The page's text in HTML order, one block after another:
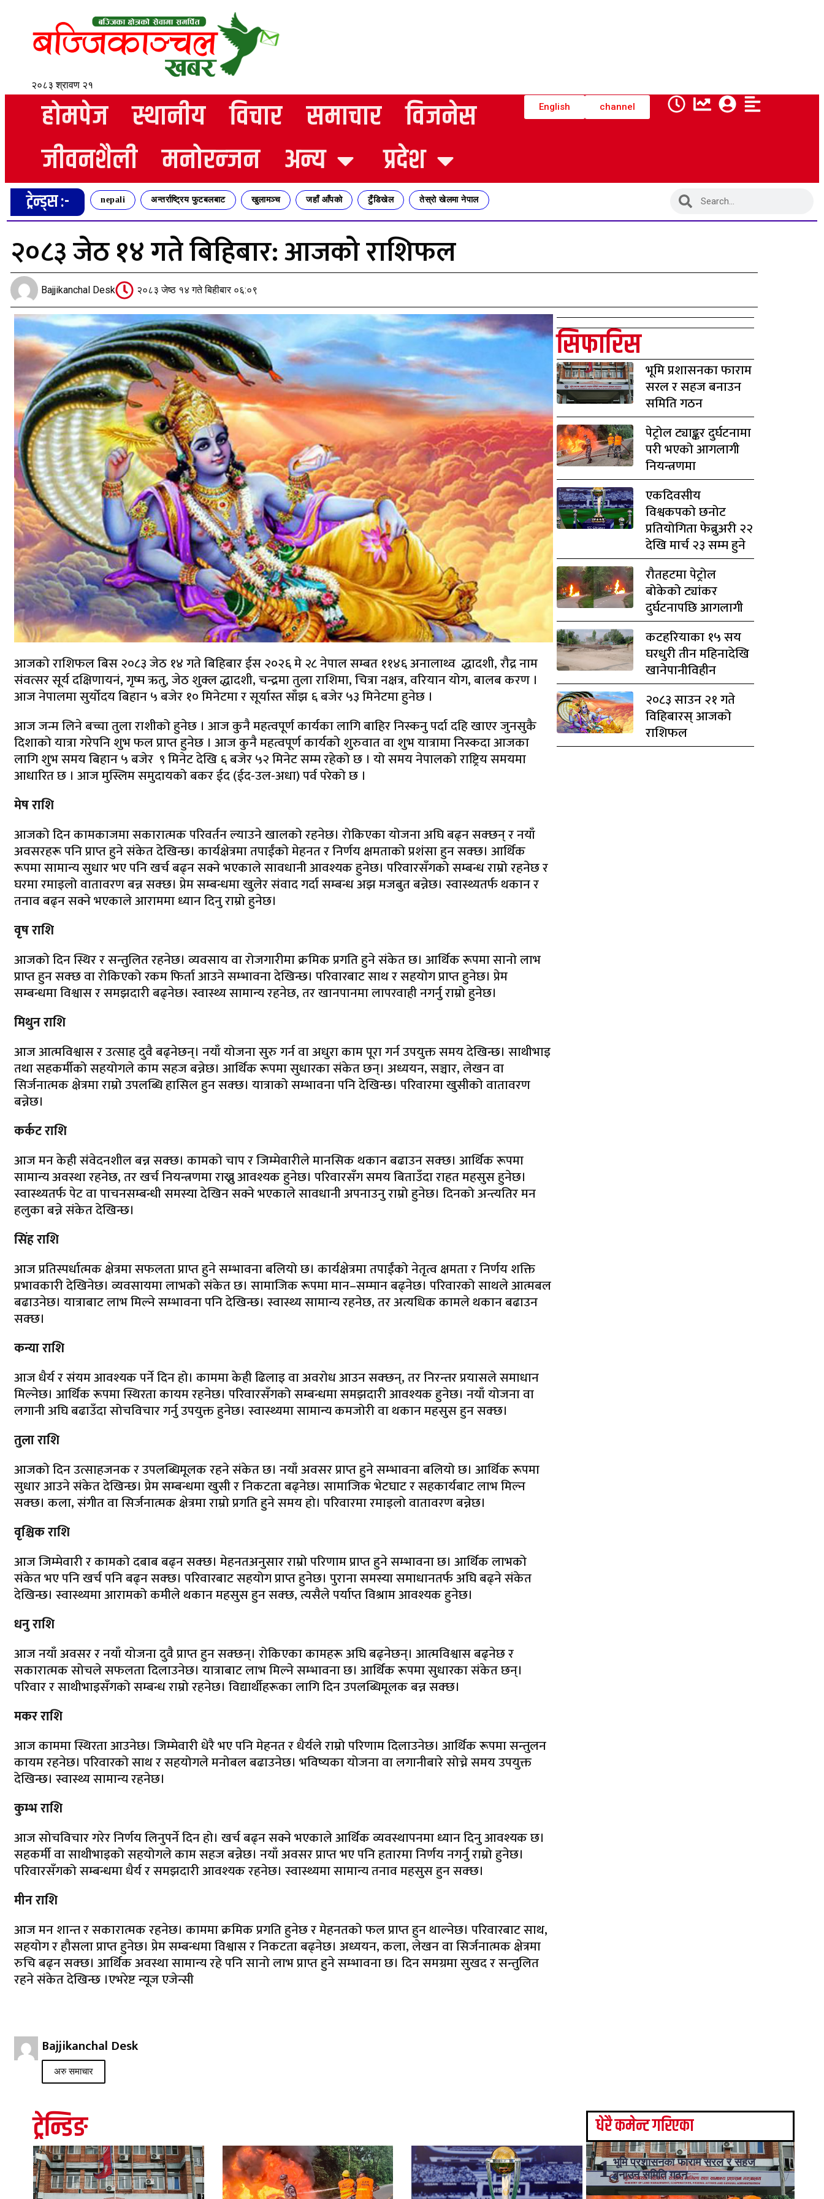
२०८३ श्रावण २१
होमपेज स्थानीय विचार समाचार विजनेस
जीवनशैली मनोरन्जन अन्य प्रदेश
English channel
ट्रेन्ड्स :- nepali अन्तर्राष्ट्रिय फुटबलबाट खुलामञ्च जहाँ आँपको टुँडिखेल तेस्रो खेलमा नेपाल
२०८३ जेठ १४ गते बिहिबार: आजको राशिफल
Bajjikanchal Desk २०८३ जेष्ठ १४ गते बिहीबार ०६:०९
आजको राशिफल बिस २०८३ जेठ १४ गते बिहिबार ईस २०२६ मे २८ नेपाल सम्बत ११४६ अनालाथ्व द्धादशी, रौद्र नाम
संवत्सर सूर्य दक्षिणायनं, गृष्म ऋतु, जेठ शुक्ल द्धादशी, चन्द्रमा तुला राशिमा, चित्रा नक्षत्र, वरियान योग, बालब करण ।
आज नेपालमा सुर्योदय बिहान ५ बजेर १० मिनेटमा र सूर्यास्त साँझ ६ बजेर ५३ मिनेटमा हुनेछ ।
आज जन्म लिने बच्चा तुला राशीको हुनेछ । आज कुनै महत्वपूर्ण कार्यका लागि बाहिर निस्कनु पर्दा दहि खाएर जुनसुकै
दिशाको यात्रा गरेपनि शुभ फल प्राप्त हुनेछ । आज कुनै महत्वपूर्ण कार्यको शुरुवात वा शुभ यात्रामा निस्कदा आजका
लागि शुभ समय बिहान ५ बजेर ९ मिनेट देखि ६ बजेर ५२ मिनेट सम्म रहेको छ । यो समय नेपालको राष्ट्रिय समयमा
आधारित छ । आज मुस्लिम समुदायको बकर ईद (ईद-उल-अधा) पर्व परेको छ ।
मेष राशि
आजको दिन कामकाजमा सकारात्मक परिवर्तन ल्याउने खालको रहनेछ। रोकिएका योजना अघि बढ्न सक्छन् र नयाँ
अवसरहरू पनि प्राप्त हुने संकेत देखिन्छ। कार्यक्षेत्रमा तपाईंको मेहनत र निर्णय क्षमताको प्रशंसा हुन सक्छ। आर्थिक
रूपमा सामान्य सुधार भए पनि खर्च बढ्न सक्ने भएकाले सावधानी आवश्यक हुनेछ। परिवारसँगको सम्बन्ध राम्रो रहनेछ र
घरमा रमाइलो वातावरण बन्न सक्छ। प्रेम सम्बन्धमा खुलेर संवाद गर्दा सम्बन्ध अझ मजबुत बन्नेछ। स्वास्थ्यतर्फ थकान र
तनाव बढ्न सक्ने भएकाले आराममा ध्यान दिनु राम्रो हुनेछ।
वृष राशि
आजको दिन स्थिर र सन्तुलित रहनेछ। व्यवसाय वा रोजगारीमा क्रमिक प्रगति हुने संकेत छ। आर्थिक रूपमा सानो लाभ
प्राप्त हुन सक्छ वा रोकिएको रकम फिर्ता आउने सम्भावना देखिन्छ। परिवारबाट साथ र सहयोग प्राप्त हुनेछ। प्रेम
सम्बन्धमा विश्वास र समझदारी बढ्नेछ। स्वास्थ्य सामान्य रहनेछ, तर खानपानमा लापरवाही नगर्नु राम्रो हुनेछ।
मिथुन राशि
आज आत्मविश्वास र उत्साह दुवै बढ्नेछन्। नयाँ योजना सुरु गर्न वा अधुरा काम पूरा गर्न उपयुक्त समय देखिन्छ। साथीभाइ
तथा सहकर्मीको सहयोगले काम सहज बन्नेछ। आर्थिक रूपमा सुधारका संकेत छन्। अध्ययन, सञ्चार, लेखन वा
सिर्जनात्मक क्षेत्रमा राम्रो उपलब्धि हासिल हुन सक्छ। यात्राको सम्भावना पनि देखिन्छ। परिवारमा खुसीको वातावरण
बन्नेछ।
कर्कट राशि
आज मन केही संवेदनशील बन्न सक्छ। कामको चाप र जिम्मेवारीले मानसिक थकान बढाउन सक्छ। आर्थिक रूपमा
सामान्य अवस्था रहनेछ, तर खर्च नियन्त्रणमा राख्नु आवश्यक हुनेछ। परिवारसँग समय बिताउँदा राहत महसुस हुनेछ।
स्वास्थ्यतर्फ पेट वा पाचनसम्बन्धी समस्या देखिन सक्ने भएकाले सावधानी अपनाउनु राम्रो हुनेछ। दिनको अन्त्यतिर मन
हलुका बन्ने संकेत देखिन्छ।
सिंह राशि
आज प्रतिस्पर्धात्मक क्षेत्रमा सफलता प्राप्त हुने सम्भावना बलियो छ। कार्यक्षेत्रमा तपाईंको नेतृत्व क्षमता र निर्णय शक्ति
प्रभावकारी देखिनेछ। व्यवसायमा लाभको संकेत छ। सामाजिक रूपमा मान–सम्मान बढ्नेछ। परिवारको साथले आत्मबल
बढाउनेछ। यात्राबाट लाभ मिल्ने सम्भावना पनि देखिन्छ। स्वास्थ्य सामान्य रहनेछ, तर अत्यधिक कामले थकान बढाउन
सक्छ।
कन्या राशि
आज धैर्य र संयम आवश्यक पर्ने दिन हो। काममा केही ढिलाइ वा अवरोध आउन सक्छन्, तर निरन्तर प्रयासले समाधान
मिल्नेछ। आर्थिक रूपमा स्थिरता कायम रहनेछ। परिवारसँगको सम्बन्धमा समझदारी आवश्यक हुनेछ। नयाँ योजना वा
लगानी अघि बढाउँदा सोचविचार गर्नु उपयुक्त हुनेछ। स्वास्थ्यमा सामान्य कमजोरी वा थकान महसुस हुन सक्छ।
तुला राशि
आजको दिन उत्साहजनक र उपलब्धिमूलक रहने संकेत छ। नयाँ अवसर प्राप्त हुने सम्भावना बलियो छ। आर्थिक रूपमा
सुधार आउने संकेत देखिन्छ। प्रेम सम्बन्धमा खुसी र निकटता बढ्नेछ। सामाजिक भेटघाट र सहकार्यबाट लाभ मिल्न
सक्छ। कला, संगीत वा सिर्जनात्मक क्षेत्रमा राम्रो प्रगति हुने समय हो। परिवारमा रमाइलो वातावरण बन्नेछ।
वृश्चिक राशि
आज जिम्मेवारी र कामको दबाब बढ्न सक्छ। मेहनतअनुसार राम्रो परिणाम प्राप्त हुने सम्भावना छ। आर्थिक लाभको
संकेत भए पनि खर्च पनि बढ्न सक्छ। परिवारबाट सहयोग प्राप्त हुनेछ। पुराना समस्या समाधानतर्फ अघि बढ्ने संकेत
देखिन्छ। स्वास्थ्यमा आरामको कमीले थकान महसुस हुन सक्छ, त्यसैले पर्याप्त विश्राम आवश्यक हुनेछ।
धनु राशि
आज नयाँ अवसर र नयाँ योजना दुवै प्राप्त हुन सक्छन्। रोकिएका कामहरू अघि बढ्नेछन्। आत्मविश्वास बढ्नेछ र
सकारात्मक सोचले सफलता दिलाउनेछ। यात्राबाट लाभ मिल्ने सम्भावना छ। आर्थिक रूपमा सुधारका संकेत छन्।
परिवार र साथीभाइसँगको सम्बन्ध राम्रो रहनेछ। विद्यार्थीहरूका लागि दिन उपलब्धिमूलक बन्न सक्छ।
मकर राशि
आज काममा स्थिरता आउनेछ। जिम्मेवारी धेरै भए पनि मेहनत र धैर्यले राम्रो परिणाम दिलाउनेछ। आर्थिक रूपमा सन्तुलन
कायम रहनेछ। परिवारको साथ र सहयोगले मनोबल बढाउनेछ। भविष्यका योजना वा लगानीबारे सोच्ने समय उपयुक्त
देखिन्छ। स्वास्थ्य सामान्य रहनेछ।
कुम्भ राशि
आज सोचविचार गरेर निर्णय लिनुपर्ने दिन हो। खर्च बढ्न सक्ने भएकाले आर्थिक व्यवस्थापनमा ध्यान दिनु आवश्यक छ।
सहकर्मी वा साथीभाइको सहयोगले काम सहज बन्नेछ। नयाँ अवसर प्राप्त भए पनि हतारमा निर्णय नगर्नु राम्रो हुनेछ।
परिवारसँगको सम्बन्धमा धैर्य र समझदारी आवश्यक रहनेछ। स्वास्थ्यमा सामान्य तनाव महसुस हुन सक्छ।
मीन राशि
आज मन शान्त र सकारात्मक रहनेछ। काममा क्रमिक प्रगति हुनेछ र मेहनतको फल प्राप्त हुन थाल्नेछ। परिवारबाट साथ,
सहयोग र हौसला प्राप्त हुनेछ। प्रेम सम्बन्धमा विश्वास र निकटता बढ्नेछ। अध्ययन, कला, लेखन वा सिर्जनात्मक क्षेत्रमा
रुचि बढ्न सक्छ। आर्थिक अवस्था सामान्य रहे पनि सानो लाभ प्राप्त हुने सम्भावना छ। दिन समग्रमा सुखद र सन्तुलित
रहने संकेत देखिन्छ ।एभरेष्ट न्यूज एजेन्सी
Bajjikanchal Desk
अरु समाचार
सिफारिस
भूमि प्रशासनका फाराम
सरल र सहज बनाउन
समिति गठन
पेट्रोल ट्याङ्कर दुर्घटनामा
परी भएको आगलागी
नियन्त्रणमा
एकदिवसीय
विश्वकपको छनोट
प्रतियोगिता फेब्रुअरी २२
देखि मार्च २३ सम्म हुने
रौतहटमा पेट्रोल
बोकेको ट्यांकर
दुर्घटनापछि आगलागी
कटहरियाका १५ सय
घरधुरी तीन महिनादेखि
खानेपानीविहीन
२०८३ साउन २१ गते
विहिबारस् आजको
राशिफल
ट्रेन्डिङ धेरै कमेन्ट गरिएका
भूमि प्रशासनका फाराम सरल र सहज
बनाउन समिति गठन